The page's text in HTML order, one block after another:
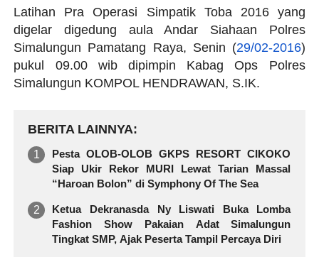
Latihan Pra Operasi Simpatik Toba 2016 yang
digelar digedung aula Andar Siahaan Polres
Simalungun Pamatang Raya, Senin (29/02-2016)
pukul 09.00 wib dipimpin Kabag Ops Polres
Simalungun KOMPOL HENDRAWAN, S.IK.
BERITA LAINNYA
Pesta OLOB-OLOB GKPS RESORT CIKOKO
Siap Ukir Rekor MURI Lewat Tarian Massal
“Haroan Bolon” di Symphony Of The Sea
Ketua Dekranasda Ny Liswati Buka Lomba
Fashion Show Pakaian Adat Simalungun
Tingkat SMP, Ajak Peserta Tampil Percaya Diri